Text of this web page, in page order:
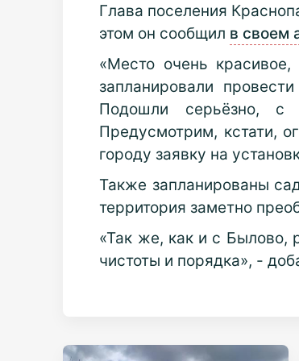
Глава поселения
этом он сообщил в своем
«Место очень
запланировали
Подошли серьёзно, с
Предусмотрим, кстати,
городу заявку на
Также запланированы
территория заметно
«Так же, как и с Былово,
чистоты и порядка», -